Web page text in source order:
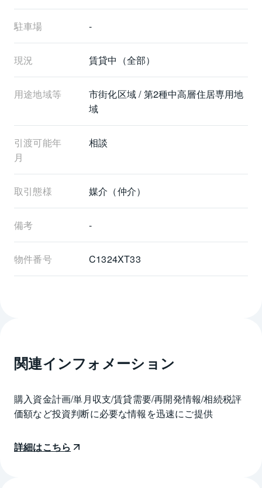
駐車場 -
現況 賃貸中（全部）
用途地域等
市街化区域 / 第2種中高層住居専用地
域
引渡可能年
月
相談
取引態様 媒介（仲介）
備考 -
物件番号 C1324XT33
関連インフォメーション
購入資金計画/単月収支/賃貸需要/再開発情報/相続税評
価額など投資判断に必要な情報を迅速にご提供
詳細はこちら